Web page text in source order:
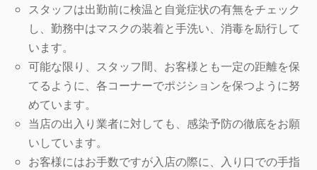
スタッフは出勤前に検温と自覚症状の有無をチェック
し、勤務中はマスクの装着と手洗い、消毒を励行して
います。
可能な限り、スタッフ間、お客様とも一定の距離を保
てるように、各コーナーでポジションを保つように努
めています。
当店の出入り業者に対しても、感染予防の徹底をお願
いしています。
お客様にはお手数ですが入店の際に、入り口での手指